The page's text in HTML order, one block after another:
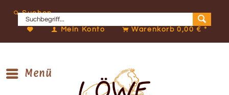
Suchen
Mein Konto Warenkorb0,00 € *
Menü